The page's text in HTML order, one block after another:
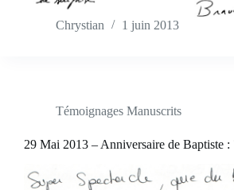
Chrystian 1 juin 2013
Témoignages Manuscrits
29 Mai 2013 – Anniversaire de Baptiste :